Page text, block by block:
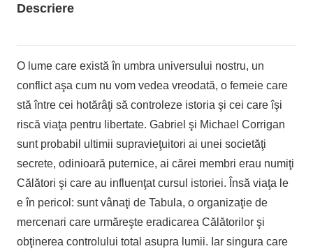
Descriere
O lume care există în umbra universului nostru, un
conflict aşa cum nu vom vedea vreodată, o femeie care
stă între cei hotărâţi să controleze istoria şi cei care îşi
riscă viaţa pentru libertate. Gabriel şi Michael Corrigan
sunt probabil ultimii supravieţuitori ai unei societăţi
secrete, odinioară puternice, ai cărei membri erau numiţi
Călători şi care au influenţat cursul istoriei. Însă viaţa le
e în pericol: sunt vânaţi de Tabula, o organizaţie de
mercenari care urmăreşte eradicarea Călătorilor şi
obţinerea controlului total asupra lumii. Iar singura care